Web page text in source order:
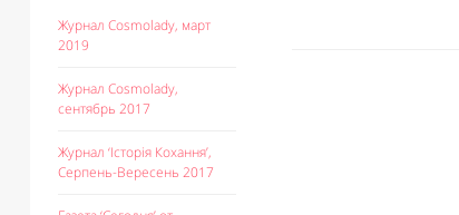
Журнал Cosmolady, март
2019
Журнал Cosmolady,
сентябрь 2017
Журнал ‘Історія Кохання’,
Серпень-Вересень 2017